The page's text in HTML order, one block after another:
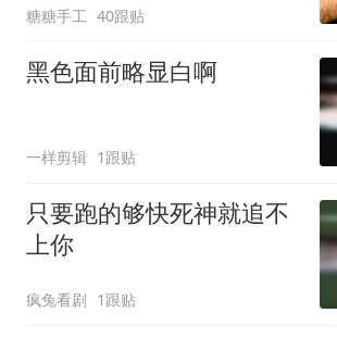
糖糖手工 40跟贴
黑色面前略显白啊
一样剪辑 1跟贴
只要跑的够快死神就追不
上你
疯兔看剧 1跟贴